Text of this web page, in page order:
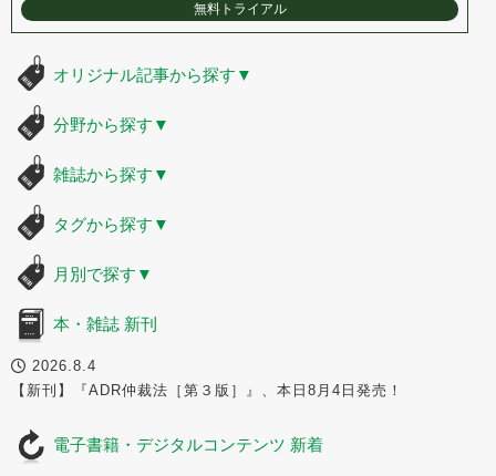
無料トライアル
オリジナル記事から探す ▼
分野から探す ▼
雑誌から探す ▼
タグから探す ▼
月別で探す ▼
本・雑誌 新刊
2026.8.4
【新刊】『ADR仲裁法［第３版］』、本日8月4日発売！
電子書籍・デジタルコンテンツ 新着